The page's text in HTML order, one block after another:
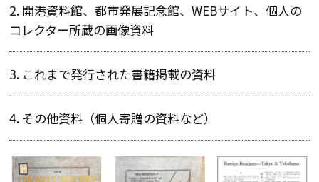
開港資料館、都市発展記念館、WEBサイト、個人の
コレクター所蔵の画像資料
これまで発行された書籍掲載の資料
その他資料（個人寄贈の資料など）